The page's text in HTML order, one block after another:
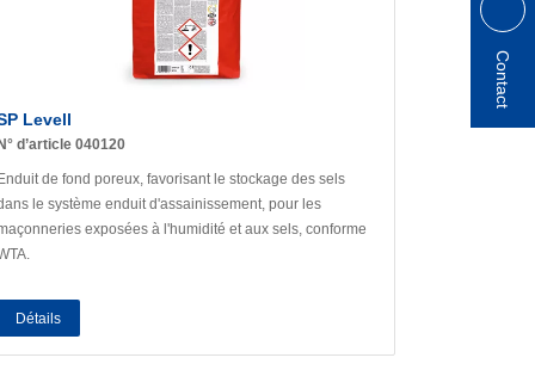
Levell
d’article 040120
de fond poreux, favorisant le stockage des sels
le système enduit d'assainissement, pour les
exposées à l'humidité et aux sels, conforme
Détails
Contact